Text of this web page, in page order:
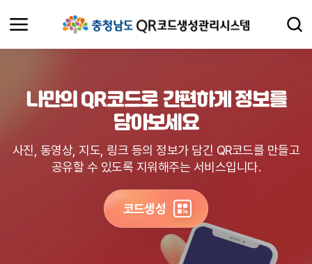
나만의 QR코드로 간편하게 정보를
담아보세요
사진, 동영상, 지도, 링크 등의 정보가 담긴 QR코드를 만들고
공유할 수 있도록 지워해주는 서비스입니다.
코드생성